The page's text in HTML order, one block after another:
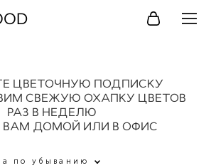
ЦВЕТОЧНУЮ ПОДПИСКУ
СВЕЖУЮ ОХАПКУ ЦВЕТОВ
РАЗ В НЕДЕЛЮ
ВАМ ДОМОЙ ИЛИ В ОФИС
по убыванию